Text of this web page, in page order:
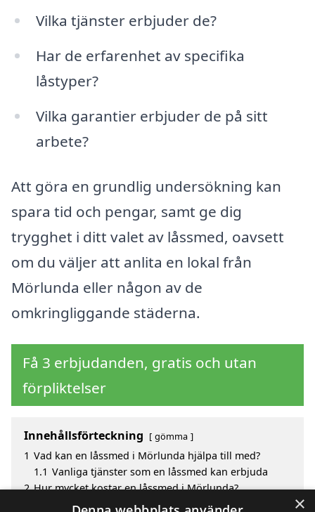
Vilka tjänster erbjuder de?
Har de erfarenhet av specifika
låstyper?
Vilka garantier erbjuder de på sitt
arbete?
Att göra en grundlig undersökning kan
spara tid och pengar, samt ge dig
trygghet i ditt valet av låssmed, oavsett
om du väljer att anlita en lokal från
Mörlunda eller någon av de
omkringliggande städerna.
Få 3 erbjudanden, gratis och utan
förpliktelser
Innehållsförteckning gömma
1 Vad kan en låssmed i Mörlunda hjälpa till med?
1.1 Vanliga tjänster som en låssmed kan erbjuda
2 Hur mycket kostar en låssmed i Mörlunda?
Fördelar med att välja låssmed i Mörlunda ×